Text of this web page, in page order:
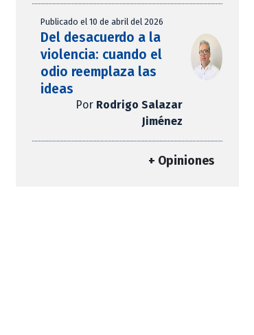
Publicado el 10 de abril del 2026
Del desacuerdo a la
violencia: cuando el
odio reemplaza las
ideas
Por Rodrigo Salazar
Jiménez
+ Opiniones